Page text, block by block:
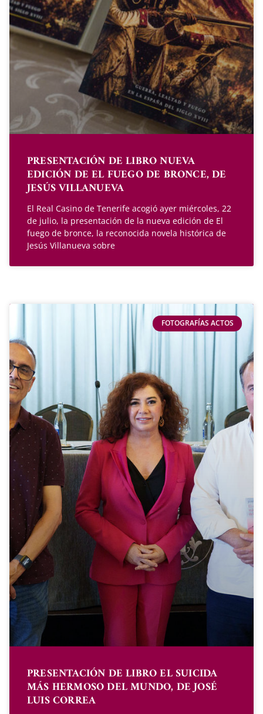
PRESENTACIÓN DE LIBRO NUEVA
EDICIÓN DE EL FUEGO DE BRONCE, DE
JESÚS VILLANUEVA
El Real Casino de Tenerife acogió ayer miércoles, 22
de julio, la presentación de la nueva edición de El
fuego de bronce, la reconocida novela histórica de
Jesús Villanueva sobre
FOTOGRAFÍAS ACTOS
PRESENTACIÓN DE LIBRO EL SUICIDA
MÁS HERMOSO DEL MUNDO, DE JOSÉ
LUIS CORREA